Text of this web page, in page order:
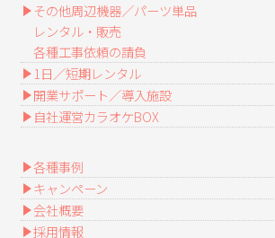
その他周辺機器／パーツ単品
レンタル・販売
各種工事依頼の請負
1日／短期レンタル
開業サポート／導入施設
自社運営カラオケBOX
各種事例
キャンペーン
会社概要
採用情報